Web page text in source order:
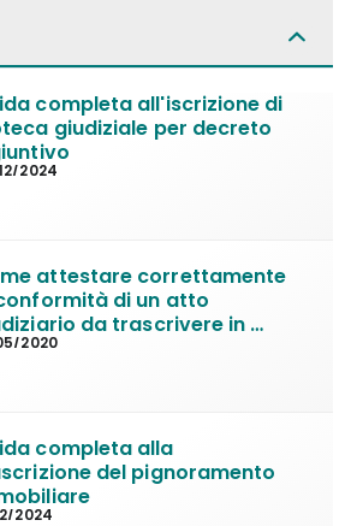
completa all'iscrizione di
giudiziale per decreto
2024
attestare correttamente
di un atto
da trascrivere in
2020
completa alla
del pignoramento
2024